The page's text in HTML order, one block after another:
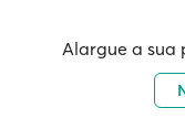
Alargue a sua